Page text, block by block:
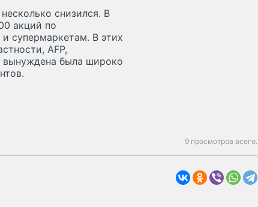
снизился. В
акций по
супермаркетам. В этих
AFP,
вынуждена была широко
9 просмотров всего.